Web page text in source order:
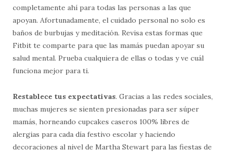
completamente ahí para todas las personas a las que
apoyan. Afortunadamente, el cuidado personal no solo es
baños de burbujas y meditación. Revisa estas formas que
Fitbit te comparte para que las mamás puedan apoyar su
salud mental. Prueba cualquiera de ellas o todas y ve cuál
funciona mejor para ti.
Restablece tus expectativas. Gracias a las redes sociales,
muchas mujeres se sienten presionadas para ser súper
mamás, horneando cupcakes caseros 100% libres de
alergias para cada día festivo escolar y haciendo
decoraciones al nivel de Martha Stewart para las fiestas de